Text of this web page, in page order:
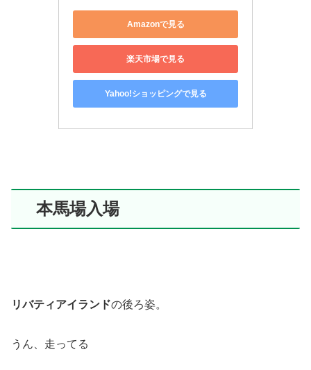
Amazonで見る
楽天市場で見る
Yahoo!ショッピングで見る
本馬場入場
リバティアイランドの後ろ姿。
うん、走ってる